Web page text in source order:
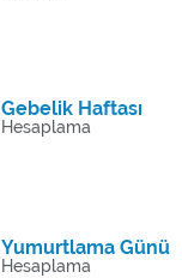
Gebelik Haftası
Hesaplama
Yumurtlama Günü
Hesaplama